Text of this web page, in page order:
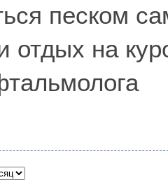
песком
отдых на